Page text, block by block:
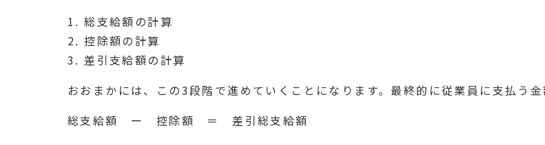
1. 総支給額の計算
2. 控除額の計算
3. 差引支給額の計算
おおまかには、この3段階で進めていくことになります。最終的に従業員に支払う金
総支給額 ー 控除額 ＝ 差引総支給額